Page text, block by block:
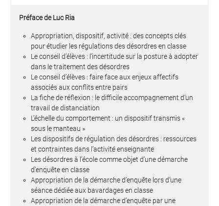
Préface de Luc Ria
Appropriation, dispositif, activité : des concepts clés
pour étudier les régulations des désordres en classe
Le conseil d’élèves : l’incertitude sur la posture à adopter
dans le traitement des désordres
Le conseil d’élèves : faire face aux enjeux affectifs
associés aux conflits entre pairs
La fiche de réflexion : le difficile accompagnement d’un
travail de distanciation
L’échelle du comportement : un dispositif transmis «
sous le manteau »
Les dispositifs de régulation des désordres : ressources
et contraintes dans l’activité enseignante
Les désordres à l’école comme objet d’une démarche
d’enquête en classe
Appropriation de la démarche d’enquête lors d’une
séance dédiée aux bavardages en classe
Appropriation de la démarche d’enquête par une